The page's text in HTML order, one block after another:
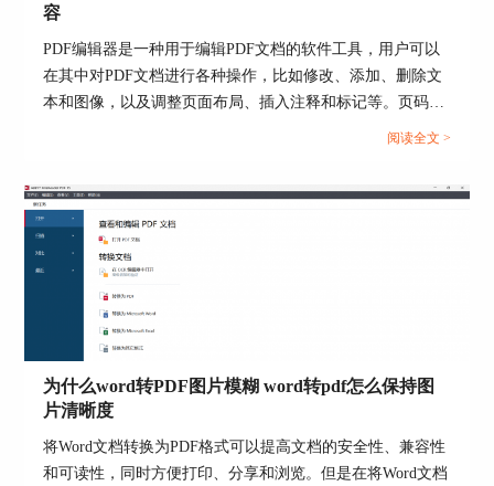
图7：点击“另存为”面板中的更多选项
设置
如图8所示，在弹窗下方的工具栏中点击“常规
图8：点击工具栏中的常规选项
如果用户需要取消密码，那么将图9所圈的密
码删除即可；如果用户需要修改密码，那么需要将
图中圈出的密码删除后再输入新的访问密码，接着
点击右下角的“确定”选项保存上述操作设置。
容
PDF编辑器是一种用于编辑PDF文档的软件工具，用户可以
在其中对PDF文档进行各种操作，比如修改、添加、删除文
本和图像，以及调整页面布局、插入注释和标记等。页码是
文档页面的编号，通常显示在每页的底部或顶部。...
阅读全文 >
为什么word转PDF图片模糊 word转pdf怎么保持图
片清晰度
将Word文档转换为PDF格式可以提高文档的安全性、兼容性
和可读性，同时方便打印、分享和浏览。但是在将Word文档